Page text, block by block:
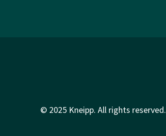
© 2025 Kneipp. All rights reserved.